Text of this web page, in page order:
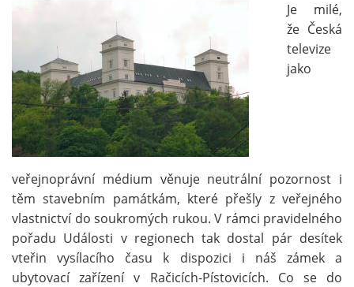
Je milé,
že Česká
televize
jako
veřejnoprávní médium věnuje neutrální pozornost i
těm stavebním památkám, které přešly z veřejného
vlastnictví do soukromých rukou. V rámci pravidelného
pořadu Události v regionech tak dostal pár desítek
vteřin vysílacího času k dispozici i náš zámek a
ubytovací zařízení v Račicích-Pístovicích. Co se do